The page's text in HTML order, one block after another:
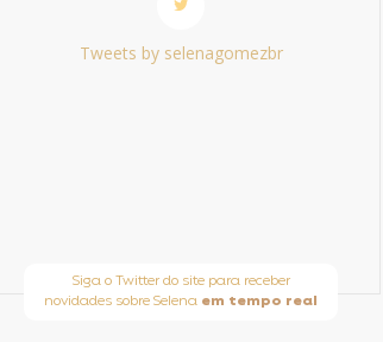
Tweets by selenagomezbr
Siga o Twitter do site para receber
novidades sobre Selena em tempo real